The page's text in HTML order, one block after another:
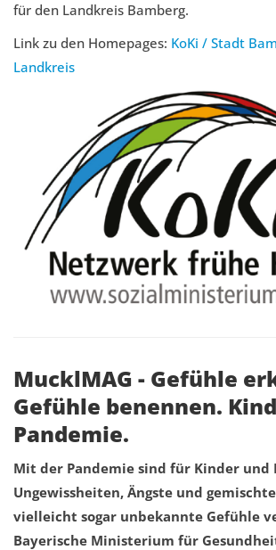
für den Landkreis Bamberg.
Link zu den Homepages: KoKi / Stadt
Landkreis
MucklMAG - Gefühle
Gefühle benennen.
Pandemie.
Mit der Pandemie sind für Kinder und
Ungewissheiten, Ängste und
vielleicht sogar unbekannte Gefühle
Bayerische Ministerium für